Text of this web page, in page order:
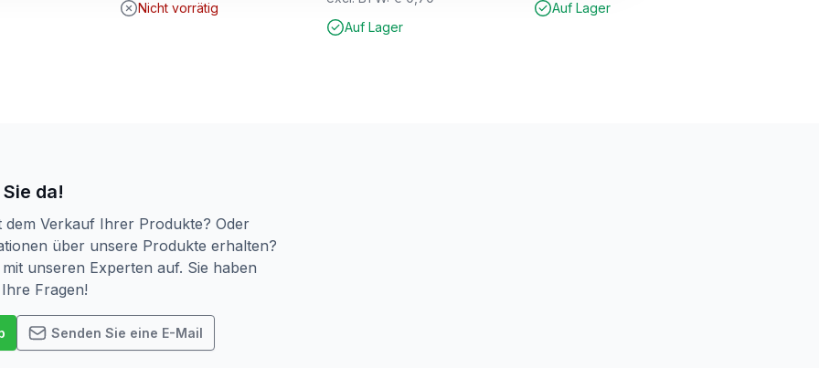
Nicht vorrätig
Auf Lager
Auf Lager
da!
dem Verkauf Ihrer Produkte? Oder
über unsere Produkte erhalten?
unseren Experten auf. Sie haben
Fragen!
Senden Sie eine E-Mail